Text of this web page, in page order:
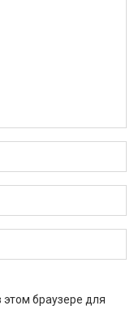
браузере для